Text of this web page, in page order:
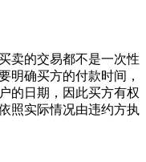
卖的交易都不是一次性
明确买方的付款时间，
的日期，因此买方有权
照实际情况由违约方执